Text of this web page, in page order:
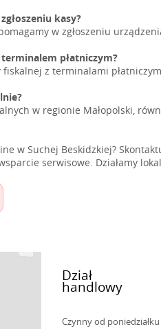
kasy?
w zgłoszeniu
płatniczym?
z terminalami
w regionie Małopolski,
w Suchej Beskidzkiej?
serwisowe. Działamy
Dział
handlowy
Czynny od